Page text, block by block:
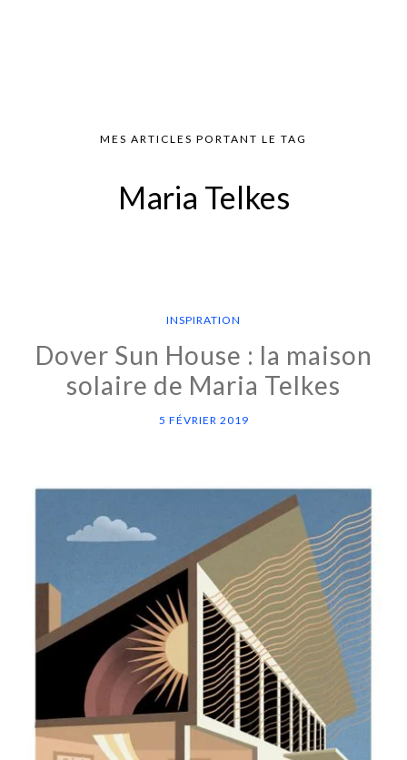
MES ARTICLES PORTANT LE TAG
Maria Telkes
INSPIRATION
Dover Sun House : la maison
solaire de Maria Telkes
5 FÉVRIER 2019